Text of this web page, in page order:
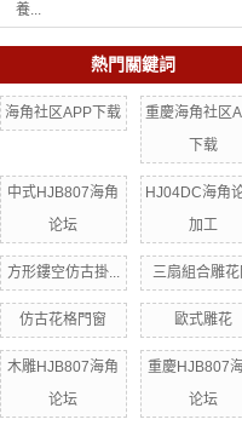
養...
熱門關鍵詞
海角社区APP下载
重慶海角社区
下载
中式HJB807海角
论坛
HJ04DC海角
加工
方形鏤空仿古掛... 三扇組合雕花
仿古花格門窗 歐式雕花
木雕HJB807海角
论坛
重慶HJB807
论坛